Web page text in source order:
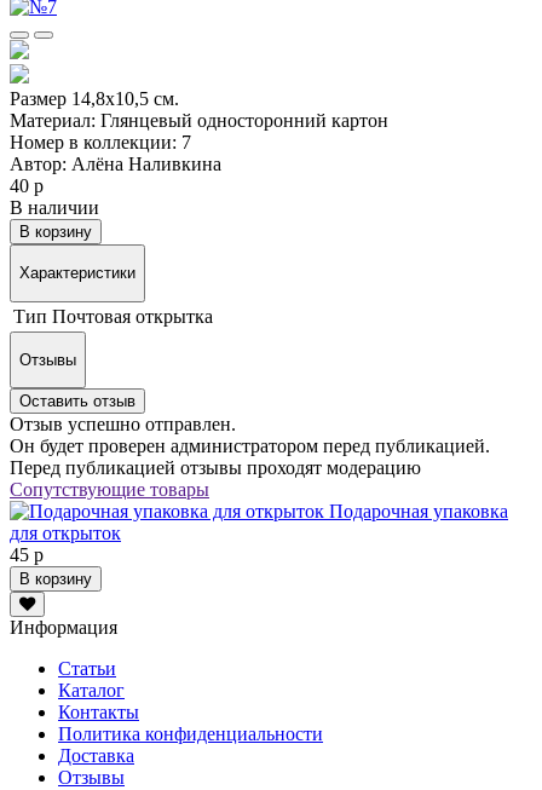
Размер 14,8х10,5 см.
Материал: Глянцевый односторонний картон
Номер в коллекции: 7
Автор: Алёна Наливкина
40 р
В наличии
В корзину
Характеристики
Тип Почтовая открытка
Отзывы
Оставить отзыв
Отзыв успешно отправлен.
Он будет проверен администратором перед публикацией.
Перед публикацией отзывы проходят модерацию
Сопутствующие товары
Подарочная упаковка
для открыток
45 р
В корзину
Информация
Статьи
Каталог
Контакты
Политика конфиденциальности
Доставка
Отзывы